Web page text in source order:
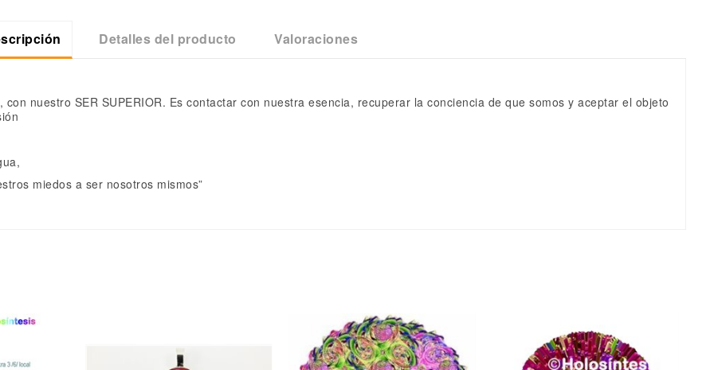
Detalles del producto Valoraciones
nuestro SER SUPERIOR. Es contactar con nuestra esencia, recuperar la conciencia de que somos y aceptar el objeto
miedos a ser nosotros mismos”